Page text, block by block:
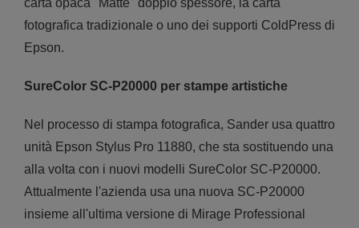
fotografica tradizionale o uno dei supporti ColdPress di
Epson.
SureColor SC-P20000 per stampe artistiche
Nel processo di stampa fotografica, Sander usa quattro
unità Epson Stylus Pro 11880, che sta sostituendo una
alla volta con i nuovi modelli SureColor SC-P20000.
Attualmente l'azienda usa una nuova SC-P20000
insieme all'ultima versione di Mirage Professional